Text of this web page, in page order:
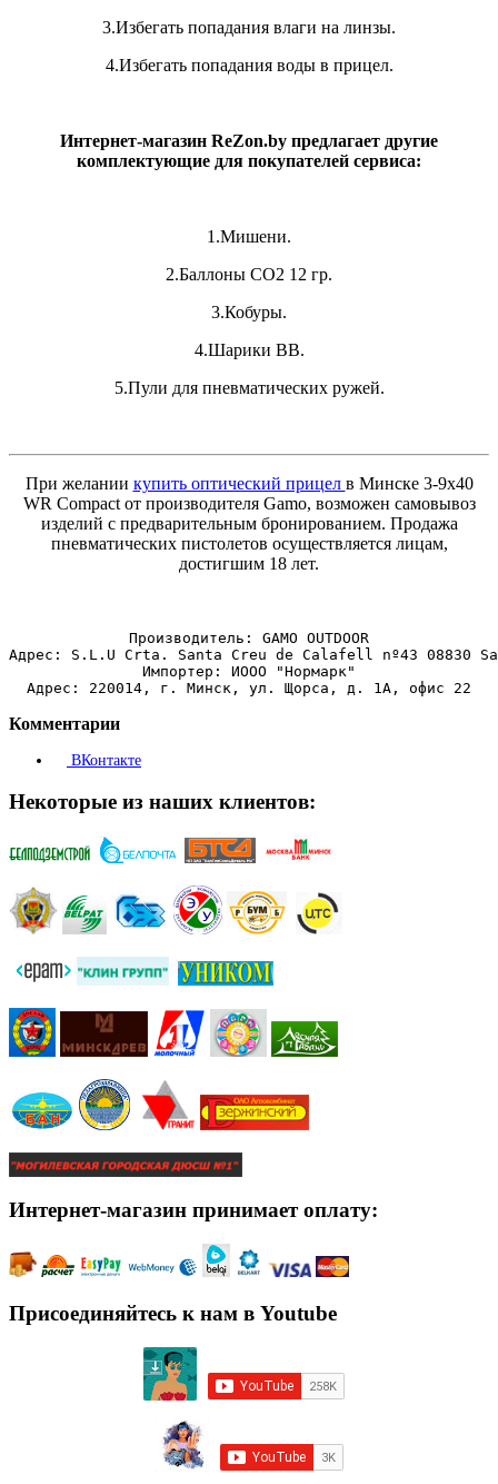
3.Избегать попадания влаги на линзы.
4.Избегать попадания воды в прицел.
Интернет-магазин ReZon.by предлагает другие
комплектующие для покупателей сервиса:
1.Мишени.
2.Баллоны СО2 12 гр.
3.Кобуры.
4.Шарики ВВ.
5.Пули для пневматических ружей.
При желании купить оптический прицел в Минске 3-9х40
WR Compact от производителя Gamo, возможен самовывоз
изделий с предварительным бронированием. Продажа
пневматических пистолетов осуществляется лицам,
достигшим 18 лет.
Производитель: GAMO OUTDOOR
Адрес: S.L.U Crta. Santa Creu de Calafell nº43 08830
Импортер: ИООО "Нормарк"
Адрес: 220014, г. Минск, ул. Щорса, д. 1А, офис 22
Комментарии
ВКонтакте
Некоторые из наших клиентов:
Интернет-магазин принимает оплату:
Присоединяйтесь к нам в Youtube